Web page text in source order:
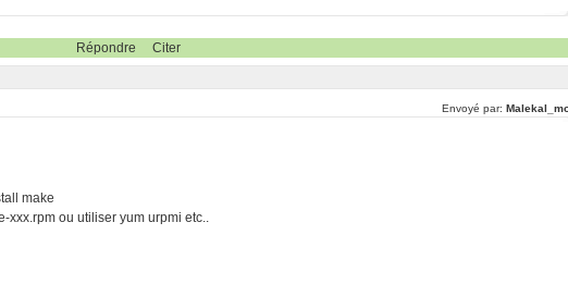
Répondre Citer
Envoyé par:
make
xxx.rpm ou utiliser yum urpmi etc..